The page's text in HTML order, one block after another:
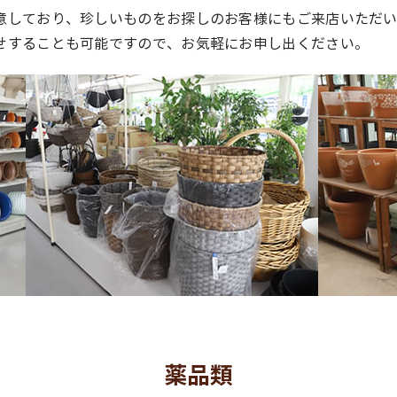
ており、珍しいものをお探しのお客様にもご来店いただ
ることも可能ですので、お気軽にお申し出ください。
薬品類